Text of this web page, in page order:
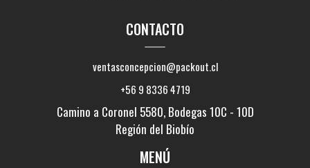
CONTACTO
ventasconcepcion@packout.cl
+56 9 8336 4719
Camino a Coronel 5580, Bodegas 10C - 10D
Región del Biobío
MENÚ